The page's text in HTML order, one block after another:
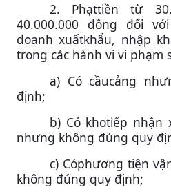
2. Phạttiền từ
40.000.000 đồng đối
doanh xuấtkhẩu, nhập
trong các hành vi vi phạm
a) Có cầucảng
định;
b) Có khotiếp nhận
nhưng không đúng quy
c) Cóphương tiện
không đúng quy định;